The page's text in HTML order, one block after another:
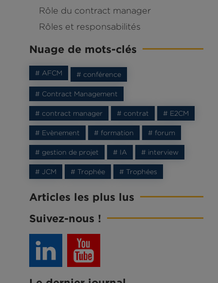
Rôle du contract manager
Rôles et responsabilités
Nuage de mots-clés
# AFCM # conférence
# Contract Management
# contract manager # contrat # E2CM
# Evènement # formation # forum
# gestion de projet # IA # interview
# JCM # Trophée # Trophées
Articles les plus lus
Suivez-nous !